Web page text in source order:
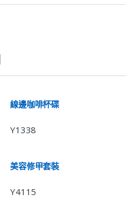
線邊咖啡杯碟
Y1338
美容修甲套裝
Y4115